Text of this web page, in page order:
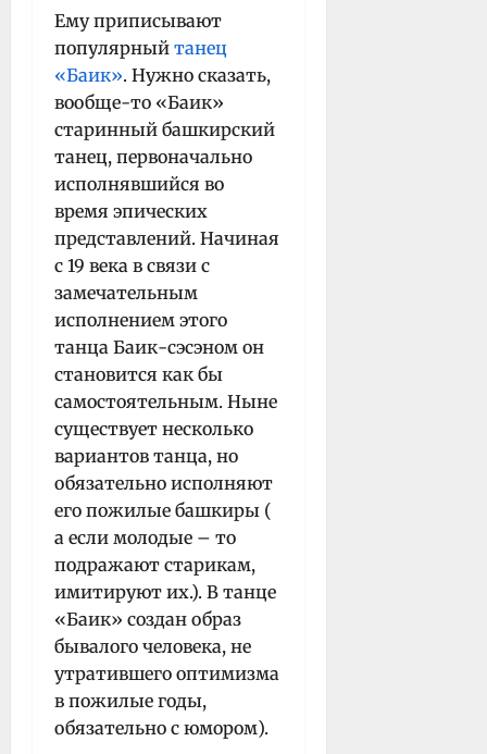
Ему приписывают
популярный танец
«Баик». Нужно сказать,
вообще-то «Баик»
старинный башкирский
танец, первоначально
исполнявшийся во
время эпических
представлений. Начиная
с 19 века в связи с
замечательным
исполнением этого
танца Баик-сэсэном он
становится как бы
самостоятельным. Ныне
существует несколько
вариантов танца, но
обязательно исполняют
его пожилые башкиры (
а если молодые – то
подражают старикам,
имитируют их.). В танце
«Баик» создан образ
бывалого человека, не
утратившего оптимизма
в пожилые годы,
обязательно с юмором).